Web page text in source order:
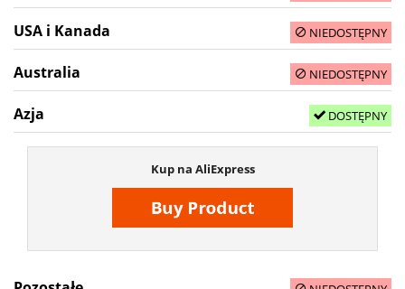
USA i Kanada NIEDOSTĘPNY
Australia NIEDOSTĘPNY
Azja DOSTĘPNY
Kup na AliExpress